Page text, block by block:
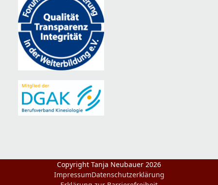
Copyright Tanja Neubauer 2026
ImpressumDatenschutzerklärung